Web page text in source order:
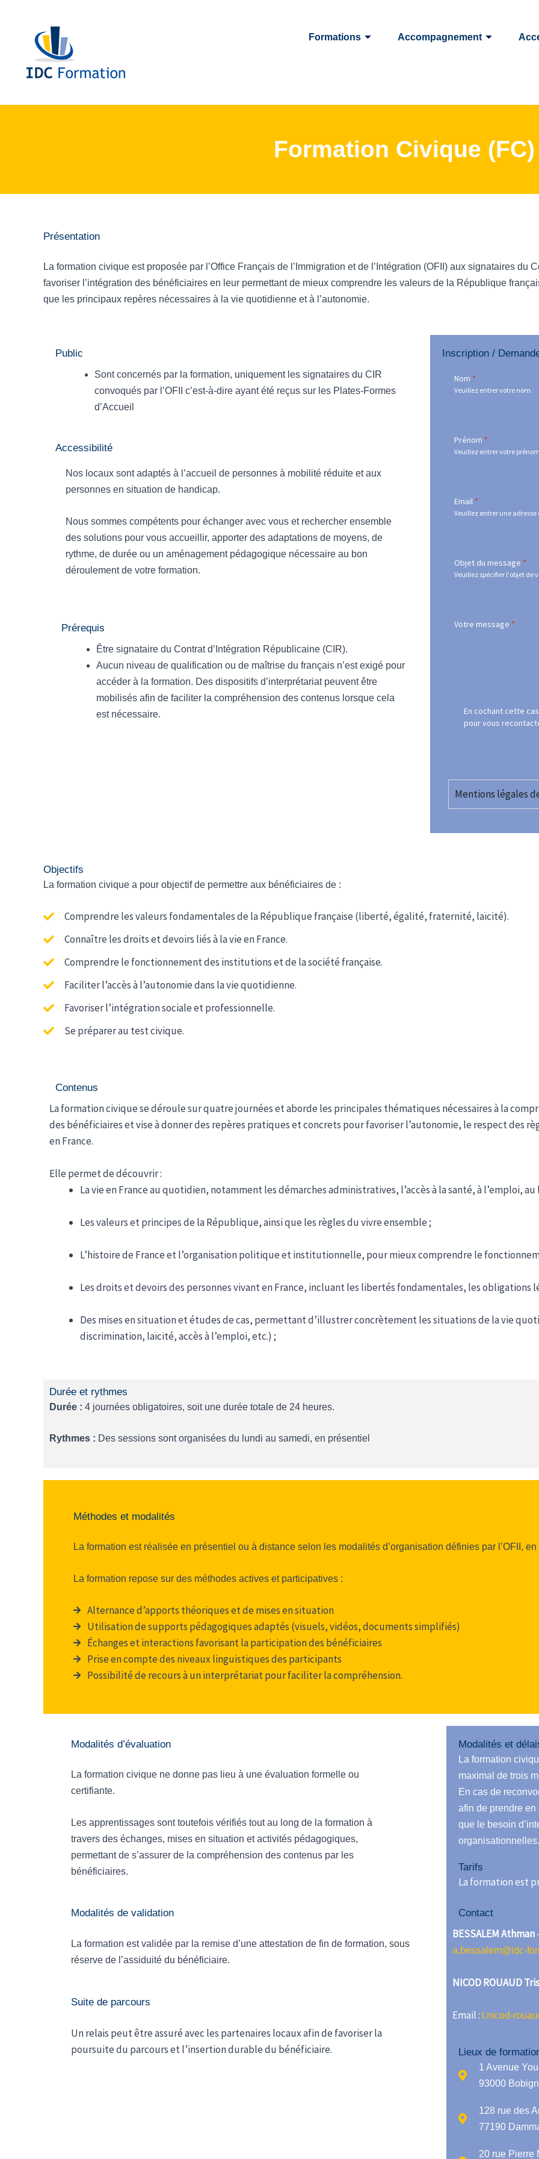
Formations Accompagnement
Formation Civique (FC)
Présentation
La formation civique est proposée par l’Office Français de l’Immigration et de l’Intégration (OFII) aux signataires du
favoriser l’intégration des bénéficiaires en leur permettant de mieux comprendre les valeurs de la République
que les principaux repères nécessaires à la vie quotidienne et à l’autonomie.
Public
Sont concernés par la formation, uniquement les signataires du CIR
convoqués par l’OFII c’est-à-dire ayant été reçus sur les Plates-Formes
d’Accueil
Accessibilité
Nos locaux sont adaptés à l’accueil de personnes à mobilité réduite et aux
personnes en situation de handicap.
Nous sommes compétents pour échanger avec vous et rechercher ensemble
des solutions pour vous accueillir, apporter des adaptations de moyens, de
rythme, de durée ou un aménagement pédagogique nécessaire au bon
déroulement de votre formation.
Prérequis
Être signataire du Contrat d’Intégration Républicaine (CIR).
Aucun niveau de qualification ou de maîtrise du français n’est exigé pour
accéder à la formation. Des dispositifs d’interprétariat peuvent être
mobilisés afin de faciliter la compréhension des contenus lorsque cela
est nécessaire.
Inscription /
Nom *
Veuillez entrer votre nom.
Prénom *
Veuillez entrer votre
Email *
Veuillez entrer une
Objet du message *
Veuillez spécifier l'objet de
Votre message *
En cochant cette
pour vous
Mentions légales
Objectifs
La formation civique a pour objectif de permettre aux bénéficiaires de :
Comprendre les valeurs fondamentales de la République française (liberté, égalité, fraternité, laïcité).
Connaître les droits et devoirs liés à la vie en France.
Comprendre le fonctionnement des institutions et de la société française.
Faciliter l’accès à l’autonomie dans la vie quotidienne.
Favoriser l’intégration sociale et professionnelle.
Se préparer au test civique.
Contenus
La formation civique se déroule sur quatre journées et aborde les principales thématiques nécessaires à la
des bénéficiaires et vise à donner des repères pratiques et concrets pour favoriser l’autonomie, le respect des
en France.
Elle permet de découvrir :
La vie en France au quotidien, notamment les démarches administratives, l’accès à la santé, à l’emploi,
Les valeurs et principes de la République, ainsi que les règles du vivre ensemble ;
L’histoire de France et l’organisation politique et institutionnelle, pour mieux comprendre le
Les droits et devoirs des personnes vivant en France, incluant les libertés fondamentales, les obligations
Des mises en situation et études de cas, permettant d’illustrer concrètement les situations de la vie
discrimination, laïcité, accès à l’emploi, etc.) ;
Durée et rythmes
Durée : 4 journées obligatoires, soit une durée totale de 24 heures.
Rythmes : Des sessions sont organisées du lundi au samedi, en présentiel
Méthodes et modalités
La formation est réalisée en présentiel ou à distance selon les modalités d’organisation définies par l’OFII,
La formation repose sur des méthodes actives et participatives :
Alternance d’apports théoriques et de mises en situation
Utilisation de supports pédagogiques adaptés (visuels, vidéos, documents simplifiés)
Échanges et interactions favorisant la participation des bénéficiaires
Prise en compte des niveaux linguistiques des participants
Possibilité de recours à un interprétariat pour faciliter la compréhension.
Modalités d’évaluation
La formation civique ne donne pas lieu à une évaluation formelle ou
certifiante.
Les apprentissages sont toutefois vérifiés tout au long de la formation à
travers des échanges, mises en situation et activités pédagogiques,
permettant de s’assurer de la compréhension des contenus par les
bénéficiaires.
Modalités de validation
La formation est validée par la remise d’une attestation de fin de formation, sous
réserve de l’assiduité du bénéficiaire.
Suite de parcours
Un relais peut être assuré avec les partenaires locaux afin de favoriser la
poursuite du parcours et l’insertion durable du bénéficiaire.
Modalités et
La formation
maximal de trois
En cas de
afin de prendre
que le besoin
organisationnelles.
Tarifs
La formation est
Contact
BESSALEM Athman
a.bessalem@idc-
NICOD ROUAUD
Email : t.nicod-
Lieux de
1 Avenue
93000
128 rue des
77190
20 rue Pierre